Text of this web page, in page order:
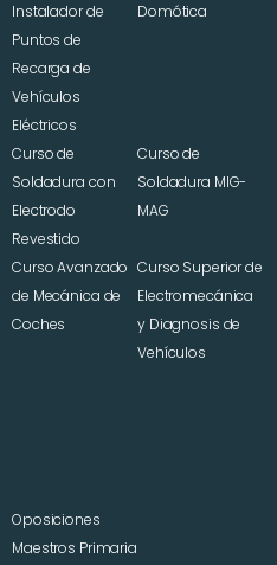
Instalador de
Puntos de
Recarga de
Vehículos
Eléctricos
Domótica
Curso de
Soldadura con
Electrodo
Revestido
Curso de
Soldadura MIG-
MAG
Curso Avanzado
de Mecánica de
Coches
Curso Superior de
Electromecánica
y Diagnosis de
Vehículos
Oposiciones
Maestros Primaria